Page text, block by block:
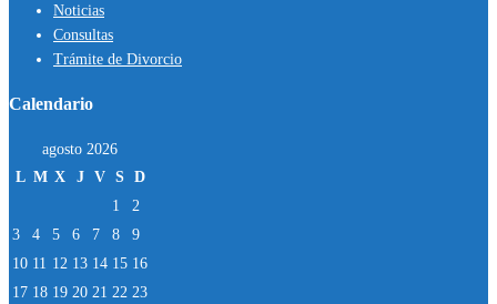
Noticias
Consultas
Trámite de Divorcio
Calendario
agosto 2026
L M X J V S D
1
2
3
4 5 6 7 8
9
10 11 12 13 14 15 16
17 18 19 20 21 22 23